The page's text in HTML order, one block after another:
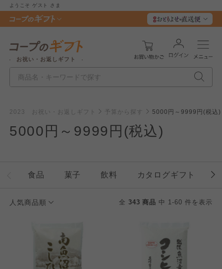
ようこそ ゲスト さま
お祝い・お返しギフト
2023 お祝い・お返しギフト 予算から探す 5000円～9999円(税込)
5000円～9999円(税込)
食品 菓子 飲料 カタログギフト
人気商品順 全 343 商品 中 1-60 件を表示